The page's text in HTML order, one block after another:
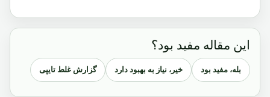
این مقاله مفید بود؟
بله، مفید بود خیر، نیاز به بهبود دارد گزارش غلط تایپی